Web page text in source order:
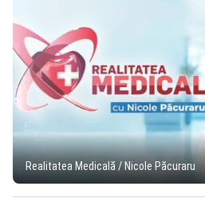
Realitatea Medicală / Nicole Păcuraru